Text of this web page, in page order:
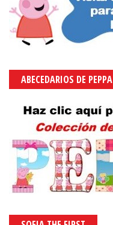
ABECEDARIOS DE